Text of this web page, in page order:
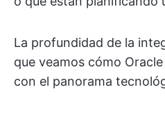
La profundidad de la
que veamos cómo
con el panorama